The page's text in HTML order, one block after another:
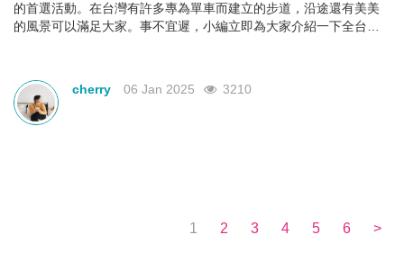
的首選活動。在台灣有許多專為單車而建立的步道，沿途還有美美
的風景可以滿足大家。事不宜遲，小編立即為大家介紹一下全台灣
cherry 06 Jan 2025 3210
1 2 3 4 5 6 >